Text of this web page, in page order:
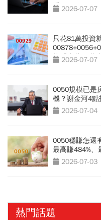
看 2026-07-07
只花81萬投資
能「少花30萬
2026-07-07
0050規模已是
機？謝金河4
2026-07-04
0050穩賺怎還
最高賺484%、
化」2026-07-03
熱門話題